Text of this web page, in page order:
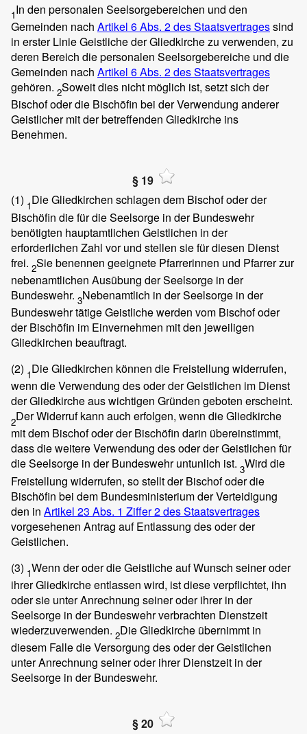
1In den personalen Seelsorgebereichen und den
Gemeinden nach Artikel 6 Abs. 2 des Staatsvertragessind
in erster Linie Geistliche der Gliedkirche zu verwenden, zu
deren Bereich die personalen Seelsorgebereiche und die
Gemeinden nach Artikel 6 Abs. 2 des Staatsvertrages
gehören. 2Soweit dies nicht möglich ist, setzt sich der
Bischof oder die Bischöfin bei der Verwendung anderer
Geistlicher mit der betreffenden Gliedkirche ins
Benehmen.
§ 19
(1) 1Die Gliedkirchen schlagen dem Bischof oder der
Bischöfin die für die Seelsorge in der Bundeswehr
benötigten hauptamtlichen Geistlichen in der
erforderlichen Zahl vor und stellen sie für diesen Dienst
frei. 2Sie benennen geeignete Pfarrerinnen und Pfarrer zur
nebenamtlichen Ausübung der Seelsorge in der
Bundeswehr. 3Nebenamtlich in der Seelsorge in der
Bundeswehr tätige Geistliche werden vom Bischof oder
der Bischöfin im Einvernehmen mit den jeweiligen
Gliedkirchen beauftragt.
(2) 1Die Gliedkirchen können die Freistellung widerrufen,
wenn die Verwendung des oder der Geistlichen im Dienst
der Gliedkirche aus wichtigen Gründen geboten erscheint.
2Der Widerruf kann auch erfolgen, wenn die Gliedkirche
mit dem Bischof oder der Bischöfin darin übereinstimmt,
dass die weitere Verwendung des oder der Geistlichen für
die Seelsorge in der Bundeswehr untunlich ist. 3Wird die
Freistellung widerrufen, so stellt der Bischof oder die
Bischöfin bei dem Bundesministerium der Verteidigung
den in Artikel 23 Abs. 1 Ziffer 2 des Staatsvertrages
vorgesehenen Antrag auf Entlassung des oder der
Geistlichen.
(3) 1Wenn der oder die Geistliche auf Wunsch seiner oder
ihrer Gliedkirche entlassen wird, ist diese verpflichtet, ihn
oder sie unter Anrechnung seiner oder ihrer in der
Seelsorge in der Bundeswehr verbrachten Dienstzeit
wiederzuverwenden. 2Die Gliedkirche übernimmt in
diesem Falle die Versorgung des oder der Geistlichen
unter Anrechnung seiner oder ihrer Dienstzeit in der
Seelsorge in der Bundeswehr.
§ 20